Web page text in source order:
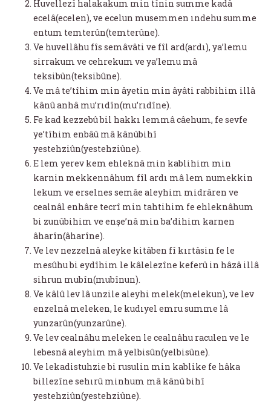
Huvellezî halakakum min tînin summe kadâ
ecelâ(ecelen), ve ecelun musemmen ındehu summe
entum temterûn(temterûne).
Ve huvellâhu fîs semâvâti ve fîl ard(ardı), ya’lemu
sirrakum ve cehrekum ve ya’lemu mâ
teksibûn(teksibûne).
Ve mâ te’tîhim min âyetin min âyâti rabbihim illâ
kânû anhâ mu’rıdîn(mu’rıdîne).
Fe kad kezzebû bil hakkı lemmâ câehum, fe sevfe
ye’tîhim enbâû mâ kânûbihî
yestehziûn(yestehziûne).
E lem yerev kem ehleknâ min kablihim min
karnin mekkennâhum fîl ardı mâ lem numekkin
lekum ve erselnes semâe aleyhim midrâren ve
cealnâl enhâre tecrî min tahtihim fe ehleknâhum
bi zunûbihim ve enşe’nâ min ba’dihim karnen
âharîn(âharîne).
Ve lev nezzelnâ aleyke kitâben fî kırtâsin fe le
mesûhu bi eydîhim le kâlelezîne keferû in hâzâ illâ
sihrun mubîn(mubînun).
Ve kâlû lev lâ unzile aleyhi melek(melekun), ve lev
enzelnâ meleken, le kudıyel emru summe lâ
yunzarûn(yunzarûne).
Ve lev cealnâhu meleken le cealnâhu raculen ve le
lebesnâ aleyhim mâ yelbisûn(yelbisûne).
Ve lekadistuhzie bi rusulin min kablike fe hâka
billezîne sehırû minhum mâ kânû bihî
yestehziûn(yestehziûne).